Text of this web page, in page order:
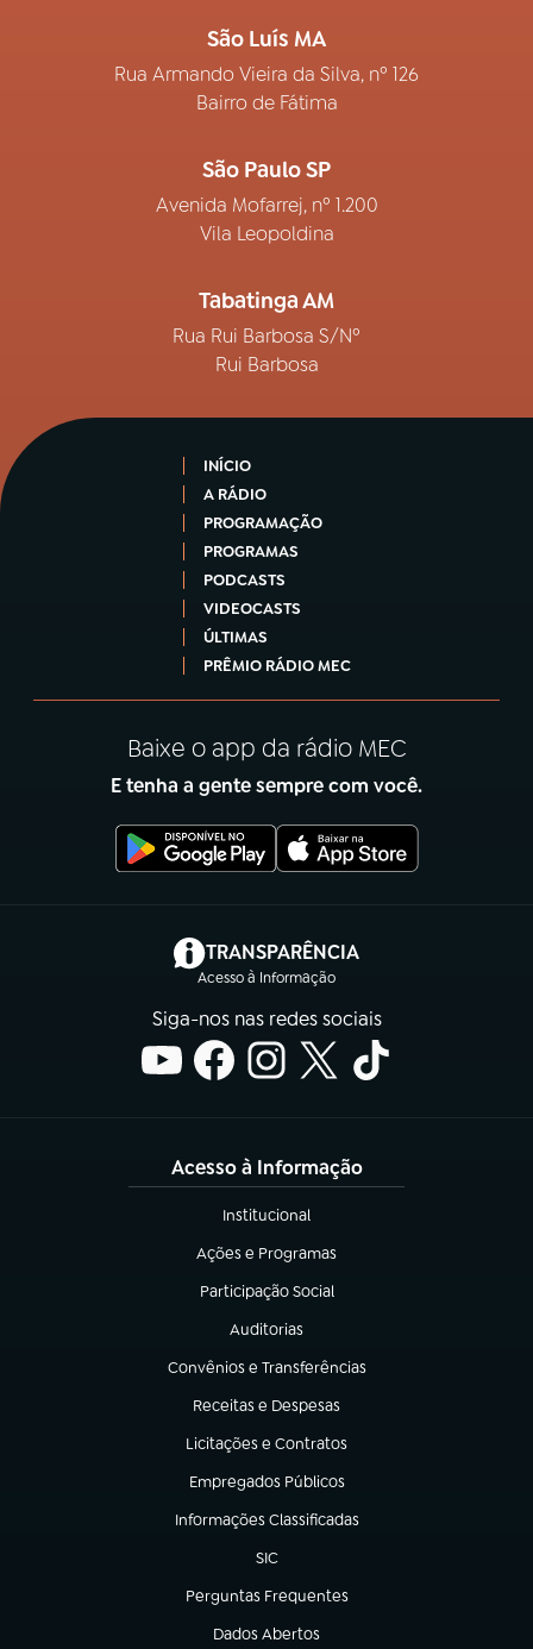
São Luís MA
Rua Armando Vieira da Silva, nº 126
Bairro de Fátima
São Paulo SP
Avenida Mofarrej, nº 1.200
Vila Leopoldina
Tabatinga AM
Rua Rui Barbosa S/Nº
Rui Barbosa
INÍCIO
A RÁDIO
PROGRAMAÇÃO
PROGRAMAS
PODCASTS
VIDEOCASTS
ÚLTIMAS
PRÊMIO RÁDIO MEC
Baixe o app da rádio MEC
E tenha a gente sempre com você.
TRANSPARÊNCIA
Acesso à Informação
(abre em nova aba)
Siga-nos nas redes sociais
Acesso à Informação
Institucional
(abre em nova aba)
Ações e Programas
(abre em nova aba)
Participação Social
(abre em nova aba)
Auditorias
(abre em nova aba)
Convênios e Transferências
(abre em nova aba)
Receitas e Despesas
(abre em nova aba)
Licitações e Contratos
(abre em nova aba)
Empregados Públicos
(abre em nova aba)
Informações Classificadas
(abre em nova aba)
SIC
(abre em nova aba)
Perguntas Frequentes
(abre em nova aba)
Dados Abertos
(abre em nova aba)